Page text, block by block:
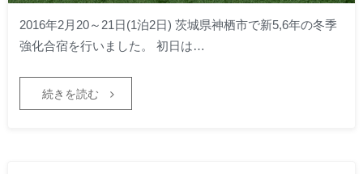
2016年2月20～21日(1泊2日) 茨城県神栖市で新5,6年の冬季
強化合宿を行いました。 初日は…
続きを読む